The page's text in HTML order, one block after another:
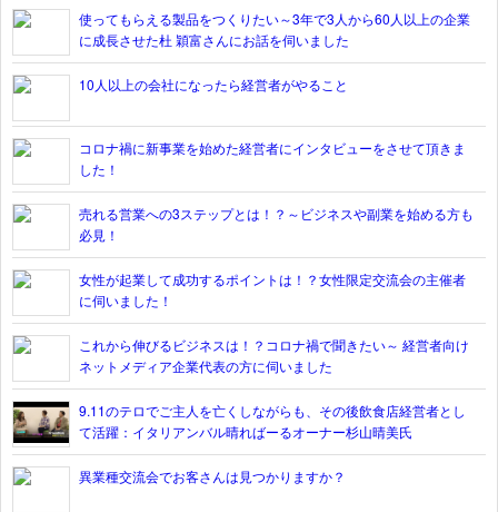
使ってもらえる製品をつくりたい～3年で3人から60人以上の企業
に成長させた杜 穎富さんにお話を伺いました
10人以上の会社になったら経営者がやること
コロナ禍に新事業を始めた経営者にインタビューをさせて頂きま
した！
売れる営業への3ステップとは！？～ビジネスや副業を始める方も
必見！
女性が起業して成功するポイントは！？女性限定交流会の主催者
に伺いました！
これから伸びるビジネスは！？コロナ禍で聞きたい～ 経営者向け
ネットメディア企業代表の方に伺いました
9.11のテロでご主人を亡くしながらも、その後飲食店経営者とし
て活躍：イタリアンバル晴ればーるオーナー杉山晴美氏
異業種交流会でお客さんは見つかりますか？